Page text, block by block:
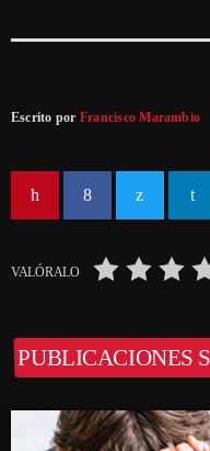
Escrito por Francisco Marambio
VALÓRALO
PUBLICACIONES